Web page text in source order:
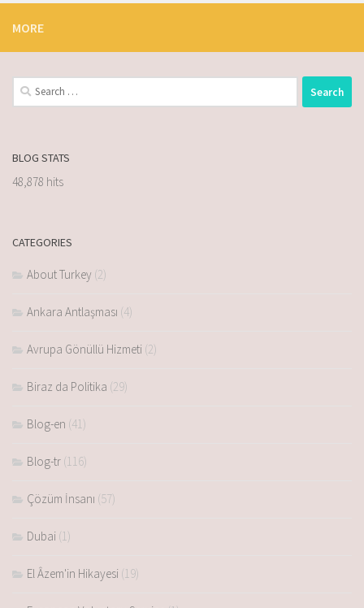
MORE
BLOG STATS
48,878 hits
CATEGORIES
About Turkey (2)
Ankara Antlaşması (4)
Avrupa Gönüllü Hizmeti (2)
Biraz da Politika (29)
Blog-en (41)
Blog-tr (116)
Çözüm İnsanı (57)
Dubai (1)
El Âzem'in Hikayesi (19)